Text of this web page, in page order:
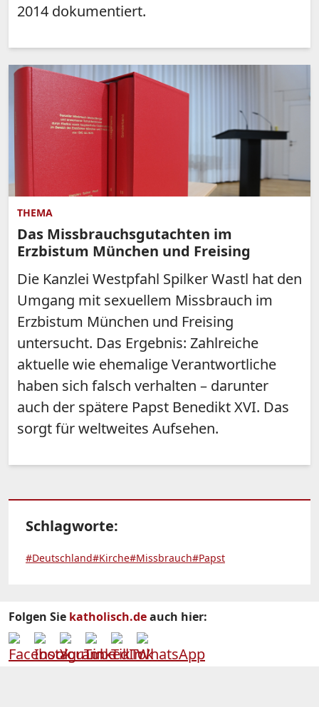
2014 dokumentiert.
THEMA
Das Missbrauchsgutachten im
Erzbistum München und Freising
Die Kanzlei Westpfahl Spilker Wastl hat den
Umgang mit sexuellem Missbrauch im
Erzbistum München und Freising
untersucht. Das Ergebnis: Zahlreiche
aktuelle wie ehemalige Verantwortliche
haben sich falsch verhalten – darunter
auch der spätere Papst Benedikt XVI. Das
sorgt für weltweites Aufsehen.
Schlagworte:
#Deutschland#Kirche#Missbrauch#Papst
Folgen Sie katholisch.deauch hier: